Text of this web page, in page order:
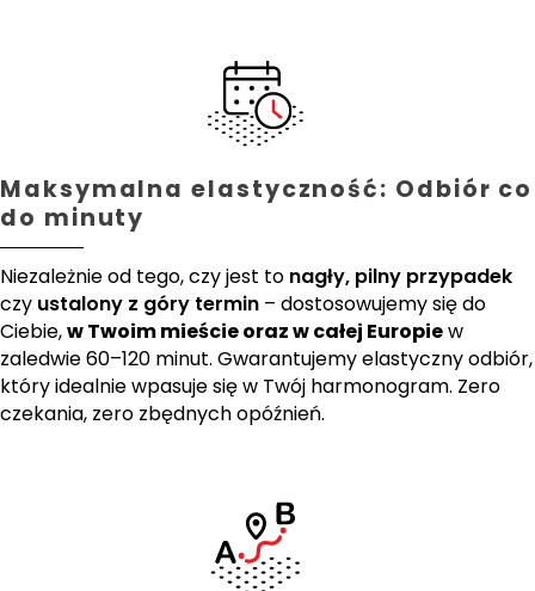
Maksymalna elastyczność: Odbiór co
do minuty
Niezależnie od tego, czy jest to nagły, pilny przypadek
czy ustalony z góry termin – dostosowujemy się do
Ciebie,w Twoim mieście oraz w całej Europiew
zaledwie 60–120 minut. Gwarantujemy elastyczny odbiór,
który idealnie wpasuje się w Twój harmonogram. Zero
czekania, zero zbędnych opóźnień.